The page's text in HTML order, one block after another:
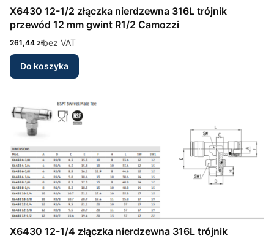
X6430 12-1/2 złączka nierdzewna 316L trójnik
przewód 12 mm gwint R1/2 Camozzi
Cena
261,44 złbez VAT
Do koszyka
X6430 12-1/4 złączka nierdzewna 316L trójnik